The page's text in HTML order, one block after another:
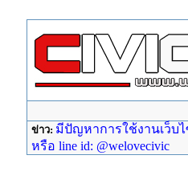
ข่าว: มีปัญหาการใช้งานเว็บ
หรือ line id: @welovecivic